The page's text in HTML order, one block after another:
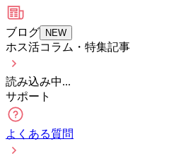
ブログ NEW
ホス活コラム・特集記事
読み込み中...
サポート
よくある質問